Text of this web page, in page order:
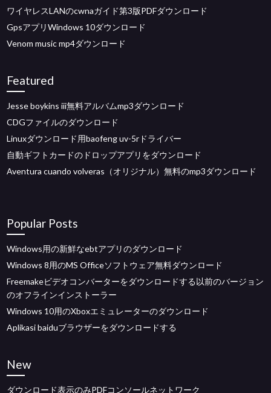
ワイヤレスLANのcwnaガイド第3版PDFダウンロード
GpsアプリWindows 10ダウンロード
Venom music mp4ダウンロード
Featured
Jesse boykins iii無料アルバムmp3ダウンロード
CDGファイルのダウンロード
Linuxダウンロード用baofeng uv-5rドライバー
自動ギフトカードのドロップアプリをダウンロード
Aventura cuando volveras（オリジナル）無料のmp3ダウンロード
Popular Posts
Windows用の新鮮なebtアプリのダウンロード
Windows 8用のMS Officeソフトウェア無料ダウンロード
Freemakeビデオコンバーターをダウンロードする以前のバージョン
のオフラインインストーラー
Windows 10用のXboxエミュレーターのダウンロード
Aplikasi baiduブラウザーをダウンロードする
New
ダウンロード表示のみPDFコンソールネットワーク